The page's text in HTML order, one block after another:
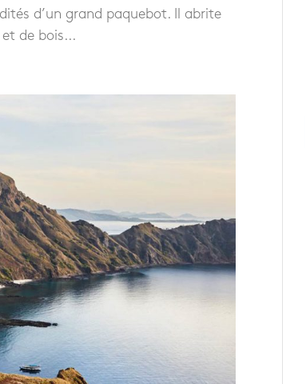
d’un grand paquebot. Il abrite
de bois...